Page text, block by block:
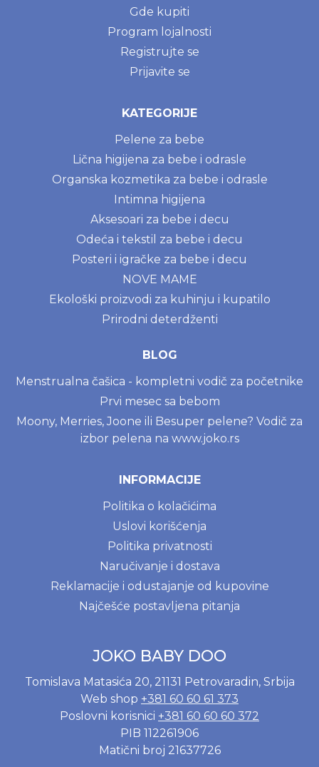
Gde kupiti
Program lojalnosti
Registrujte se
Prijavite se
KATEGORIJE
Pelene za bebe
Lična higijena za bebe i odrasle
Organska kozmetika za bebe i odrasle
Intimna higijena
Aksesoari za bebe i decu
Odeća i tekstil za bebe i decu
Posteri i igračke za bebe i decu
NOVE MAME
Ekološki proizvodi za kuhinju i kupatilo
Prirodni deterdženti
BLOG
Menstrualna čašica - kompletni vodič za početnike
Prvi mesec sa bebom
Moony, Merries, Joone ili Besuper pelene? Vodič za
izbor pelena na www.joko.rs
INFORMACIJE
Politika o kolačićima
Uslovi korišćenja
Politika privatnosti
Naručivanje i dostava
Reklamacije i odustajanje od kupovine
Najčešće postavljena pitanja
JOKO BABY DOO
Tomislava Matasića 20, 21131 Petrovaradin, Srbija
Web shop +381 60 60 61 373
Poslovni korisnici +381 60 60 60 372
PIB 112261906
Matični broj 21637726